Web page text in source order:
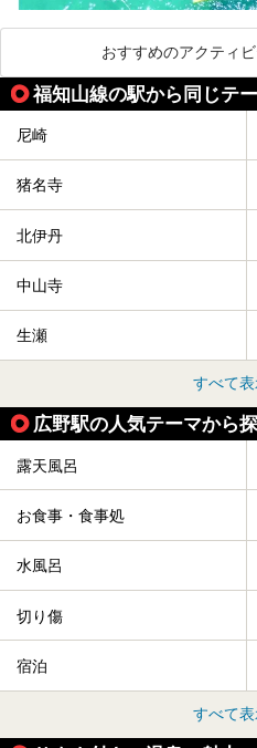
おすすめのアクティ
福知山線の駅から同じテ
尼崎
猪名寺
北伊丹
中山寺
生瀬
すべて
広野駅の人気テーマから
露天風呂
お食事・食事処
水風呂
切り傷
宿泊
すべて